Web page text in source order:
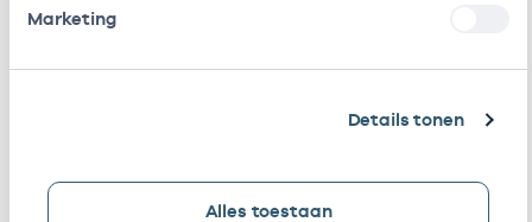
Marketing
Details tonen
Alles toestaan
Werkzaam als zorgverlener
Kolthof
01101081 23-05-2017